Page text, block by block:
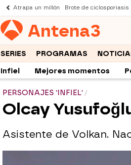
Atrapa un millón Brote de ciclosporiasis
Antena3
SERIES PROGRAMAS
Infiel Mejores momentos
PERSONAJES 'INFIEL'
Olcay
Asistente de Volkan.